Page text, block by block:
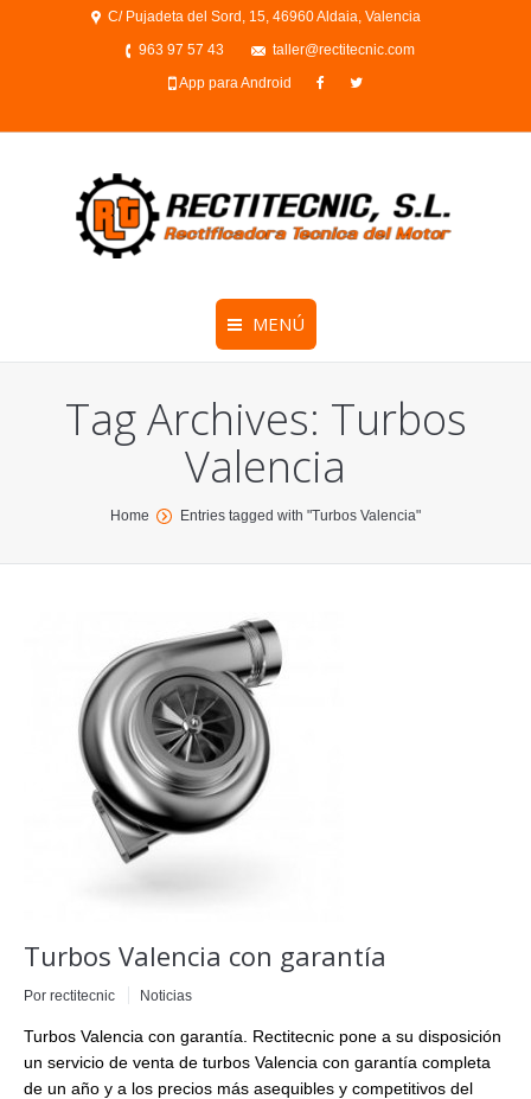
C/ Pujadeta del Sord, 15, 46960 Aldaia, Valencia
963 97 57 43
taller@rectitecnic.com
App para Android
MENÚ
Tag Archives: Turbos
Valencia
You are here:Home Entries tagged with "Turbos Valencia"
Turbos Valencia con garantía
Por rectitecnic Noticias
Turbos Valencia con garantía. Rectitecnic pone a su disposición
un servicio de venta de turbos Valencia con garantía completa
de un año y a los precios más asequibles y competitivos del